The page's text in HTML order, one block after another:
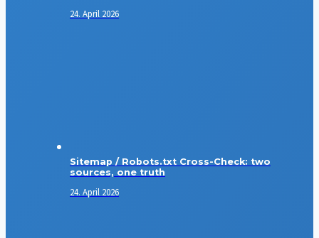
24. April 2026
Sitemap / Robots.txt Cross-Check: two
sources, one truth
24. April 2026